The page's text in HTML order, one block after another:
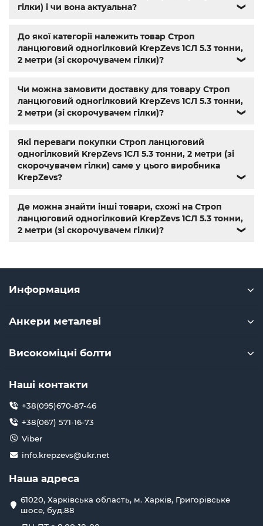
шаг 1,болт м9,болт м 24,din 6325
din
крепёжный магазин,гайки купить,метизы оптом
крепеж харьков,крепежи магазин,магазин болтов,
гайки и болты,болты харьков,болты гайки шайбы
крепежные изделия,купить винты,болты киев,болты
нержавейка,болты с гайкой, болт нержавійка, купить
болт м8,болт м8 нержавейка ,купить болт м 10
купить
гілки) і чи вона актуальна?
❯
До якої категорії належить товар Строп
ланцюговий одногілковий KrepZevs 1СЛ 5.3 тонни,
2 метри (зі скорочувачем гілки)?
❯
Чи можна замовити доставку для товару Строп
ланцюговий одногілковий KrepZevs 1СЛ 5.3 тонни,
2 метри (зі скорочувачем гілки)?
❯
Які переваги покупки Строп ланцюговий
одногілковий KrepZevs 1СЛ 5.3 тонни, 2 метри (зі
скорочувачем гілки) саме у цього виробника
KrepZevs?
❯
Де можна знайти інші товари, схожі на Строп
ланцюговий одногілковий KrepZevs 1СЛ 5.3 тонни,
2 метри (зі скорочувачем гілки)?
❯
Информация
Анкери металеві
Високоміцні болти
Наші контакти
+38(095)670-87-46
+38(067) 571-16-73
Viber
info.krepzevs@ukr.net
Наша адреса
61020, Харківська область, м. Харків, Григорівське
шосе, буд.88